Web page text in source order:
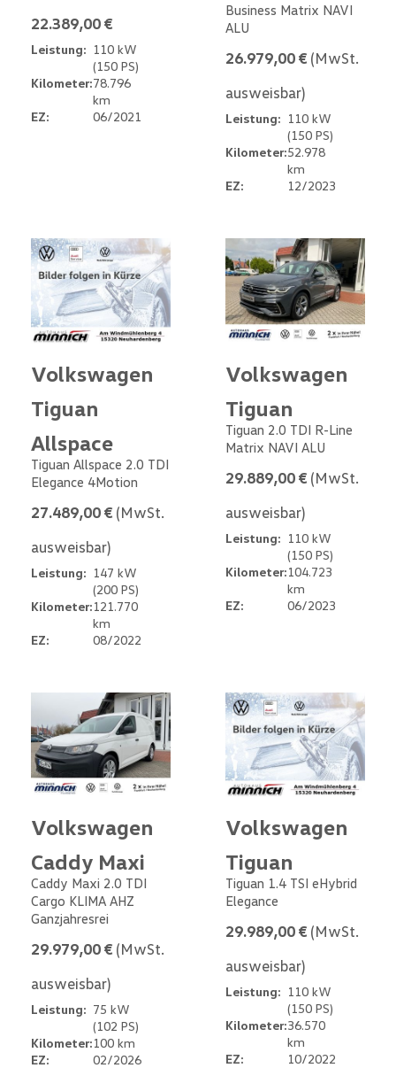
22.389,00 €
Leistung: 110 kW
(150 PS)
Kilometer:78.796
km
EZ:
06/2021
Business Matrix NAVI
ALU
26.979,00 € (MwSt.
ausweisbar)
Leistung: 110 kW
(150 PS)
Kilometer:52.978
km
EZ:
12/2023
Volkswagen
Tiguan
Allspace
Tiguan Allspace 2.0 TDI
Elegance 4Motion
27.489,00 € (MwSt.
ausweisbar)
Leistung: 147 kW
(200 PS)
Kilometer:121.770
km
EZ:
08/2022
Volkswagen
Tiguan
Tiguan 2.0 TDI R-Line
Matrix NAVI ALU
29.889,00 € (MwSt.
ausweisbar)
Leistung: 110 kW
(150 PS)
Kilometer:104.723
km
EZ:
06/2023
Volkswagen
Caddy Maxi
Caddy Maxi 2.0 TDI
Cargo KLIMA AHZ
Ganzjahresrei
29.979,00 € (MwSt.
ausweisbar)
Leistung: 75 kW
(102 PS)
Kilometer:100 km
EZ:
02/2026
Volkswagen
Tiguan
Tiguan 1.4 TSI eHybrid
Elegance
29.989,00 € (MwSt.
ausweisbar)
Leistung: 110 kW
(150 PS)
Kilometer:36.570
km
EZ:
10/2022